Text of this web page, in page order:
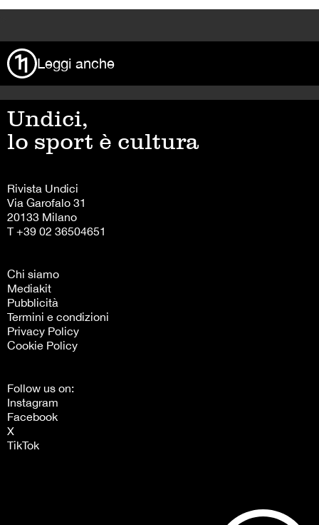
Leggi anche
Undici,
lo sport è cultura
Rivista Undici
Via Garofalo 31
20133 Milano
T +39 02 36504651
Chi siamo
Mediakit
Pubblicità
Termini e condizioni
Privacy Policy
Cookie Policy
Follow us on:
Instagram
Facebook
X
TikTok